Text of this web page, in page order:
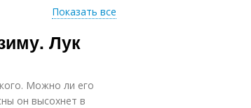
Показать все
Лук
Можно ли его
он высохнет в